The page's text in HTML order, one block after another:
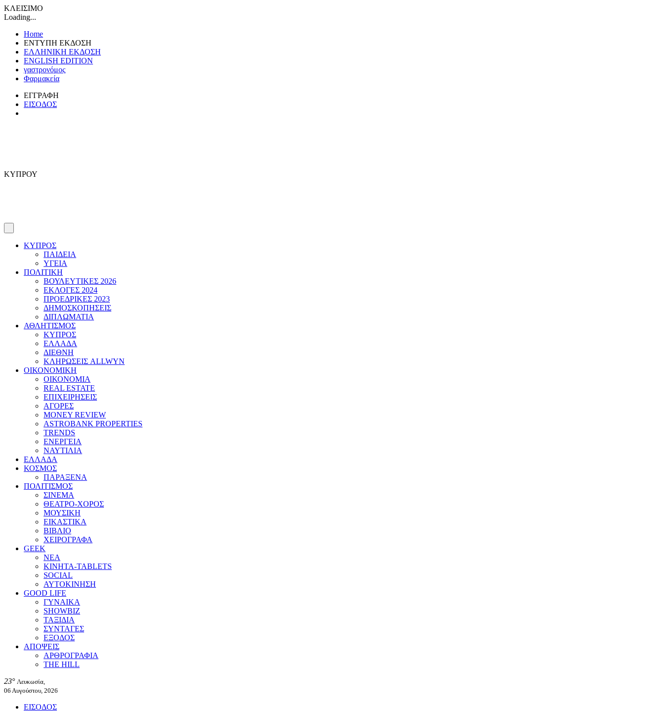
ΚΛΕΙΣΙΜΟ
Loading...
Home
ΕΝΤΥΠΗ ΕΚΔΟΣΗ
ΕΛΛΗΝΙΚΗ ΕΚΔΟΣΗ
ENGLISH EDITION
γαστρονόμος
Φαρμακεία
ΕΓΓΡΑΦΗ
ΕΙΣΟΔΟΣ
ΚΥΠΡΟΥ
ΚΥΠΡΟΣ
ΠΑΙΔΕΙΑ
ΥΓΕΙΑ
ΠΟΛΙΤΙΚΗ
ΒΟΥΛΕΥΤΙΚΕΣ 2026
ΕΚΛΟΓΕΣ 2024
ΠΡΟΕΔΡΙΚΕΣ 2023
ΔΗΜΟΣΚΟΠΗΣΕΙΣ
ΔΙΠΛΩΜΑΤΙΑ
ΑΘΛΗΤΙΣΜΟΣ
ΚΥΠΡΟΣ
ΕΛΛΑΔΑ
ΔΙΕΘΝΗ
ΚΛΗΡΩΣΕΙΣ ALLWYN
ΟΙΚΟΝΟΜΙΚΗ
ΟΙΚΟΝΟΜΙΑ
REAL ESTATE
ΕΠΙΧΕΙΡΗΣΕΙΣ
ΑΓΟΡΕΣ
MONEY REVIEW
ASTROBANK PROPERTIES
TRENDS
ΕΝΕΡΓΕΙΑ
ΝΑΥΤΙΛΙΑ
ΕΛΛΑΔΑ
ΚΟΣΜΟΣ
ΠΑΡΑΞΕΝΑ
ΠΟΛΙΤΙΣΜΟΣ
ΣΙΝΕΜΑ
ΘΕΑΤΡΟ-ΧΟΡΟΣ
ΜΟΥΣΙΚΗ
ΕΙΚΑΣΤΙΚΑ
ΒΙΒΛΙΟ
ΧΕΙΡΟΓΡΑΦΑ
GEEK
ΝΕΑ
ΚΙΝΗΤΑ-TABLETS
SOCIAL
ΑΥΤΟΚΙΝΗΣΗ
GOOD LIFE
ΓΥΝΑΙΚΑ
SHOWBIZ
ΤΑΞΙΔΙΑ
ΣΥΝΤΑΓΕΣ
ΕΞΟΔΟΣ
ΑΠΟΨΕΙΣ
ΑΡΘΡΟΓΡΑΦΙΑ
THE HILL
23° Λευκωσία,
06 Αυγούστου, 2026
ΕΙΣΟΔΟΣ